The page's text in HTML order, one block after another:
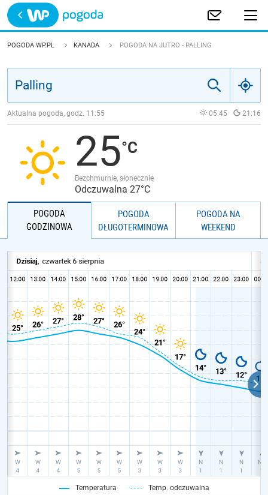
Trwa ładowanie
POLSKA
JAKOŚĆ POWIETRZA
POGODA WP.PL KANADA POGODA NA JUTRO - PALLING
Aktualna pogoda, godz. 11:55 05:45 21:16
25
Bezchmurnie, słonecznie
Odczuwalna 27°C
POGODA
GODZINOWA
POGODA
DŁUGOTERMINOWA
POGODA NA
WEEKEND
Temperatura Temp. odczuwalna